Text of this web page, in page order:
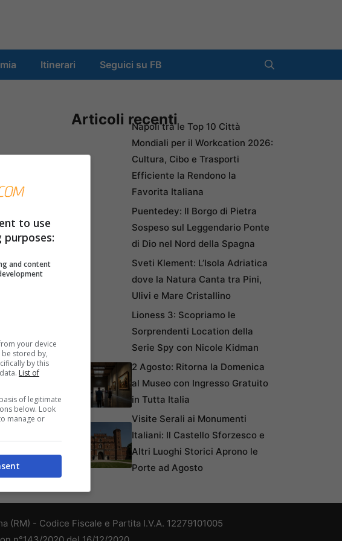
Itinerari Seguici su FB
low
contro
Articoli recentiNapoli tra le Top 10 Città
Mondiali per il Workcation 2026:
Cultura, Cibo e Trasporti
Efficiente la Rendono la
Favorita Italiana
Puentedey: Il Borgo di Pietra
Sospeso sul Leggendario Ponte
di Dio nel Nord della Spagna
Sveti Klement: L’Isola Adriatica
dove la Natura Canta tra Pini,
Ulivi e Mare Cristallino
Lioness 3: Scopriamo le
Sorprendenti Location della
Serie Spy con Nicole Kidman
2 Agosto: Ritorna la Domenica
al Museo con Ingresso Gratuito
in Tutta Italia
Visite Serali ai Monumenti
Italiani: Il Castello Sforzesco e
Altri Luoghi Storici Aprono le
Porte ad Agosto
(RM) - Codice Fiscale e Partita I.V.A. 12279101005
to use
and content
your device
stored by,
by this
List of
of legitimate
below. Look
manage or